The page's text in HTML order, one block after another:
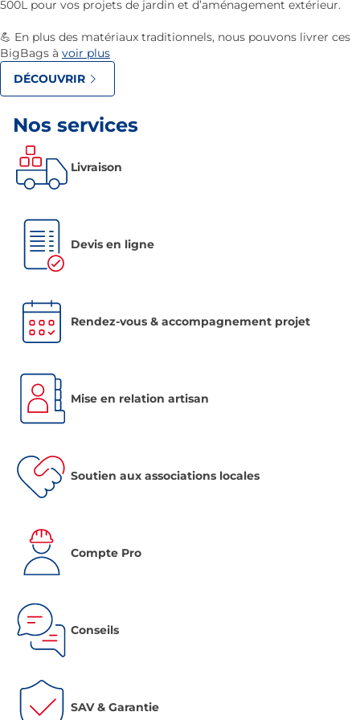
500L pour vos projets de jardin et d’aménagement extérieur.
💪 En plus des matériaux traditionnels, nous pouvons livrer ces
BigBags à voir plus
DÉCOUVRIR
Nos services
Livraison
Devis en ligne
Rendez-vous & accompagnement projet
Mise en relation artisan
Soutien aux associations locales
Compte Pro
Conseils
SAV & Garantie